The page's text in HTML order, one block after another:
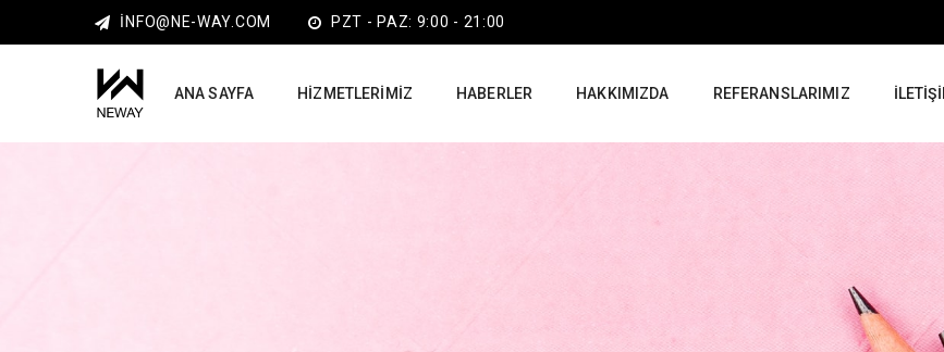
INFO@NE-WAY.COM PZT - PAZ: 9:00 - 21:00
ANA SAYFA HIZMETLERIMIZ HABERLER HAKKIMIZDA REFERANSLARIMIZ